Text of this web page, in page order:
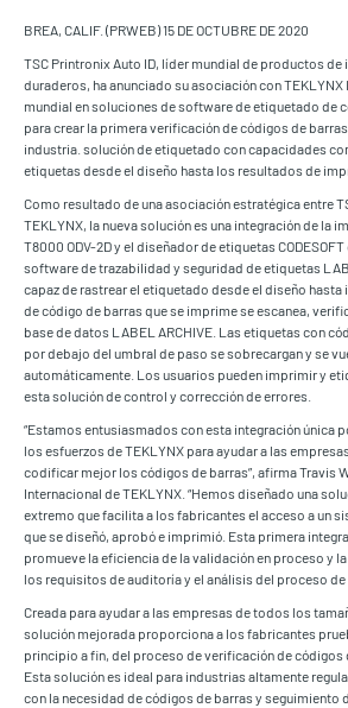
BREA, CALIF. (PRWEB) 15 DE OCTUBRE DE 2020
TSC Printronix Auto ID, líder mundial de productos
duraderos, ha anunciado su asociación con
mundial en soluciones de software de etiquetado de
para crear la primera verificación de códigos de
industria. solución de etiquetado con capacidades
etiquetas desde el diseño hasta los resultados de
Como resultado de una asociación estratégica entre
TEKLYNX, la nueva solución es una integración de la
T8000 ODV-2D y el diseñador de etiquetas
software de trazabilidad y seguridad de etiquetas
capaz de rastrear el etiquetado desde el diseño hasta
de código de barras que se imprime se escanea,
base de datos LABEL ARCHIVE. Las etiquetas con
por debajo del umbral de paso se sobrecargan y se
automáticamente. Los usuarios pueden imprimir y
esta solución de control y corrección de errores.
“Estamos entusiasmados con esta integración única
los esfuerzos de TEKLYNX para ayudar a las
codificar mejor los códigos de barras”, afirma Travis
Internacional de TEKLYNX. “Hemos diseñado una
extremo que facilita a los fabricantes el acceso a un
que se diseñó, aprobó e imprimió. Esta primera
promueve la eficiencia de la validación en proceso y
los requisitos de auditoría y el análisis del proceso de
Creada para ayudar a las empresas de todos los
solución mejorada proporciona a los fabricantes
principio a fin, del proceso de verificación de códigos
Esta solución es ideal para industrias altamente
con la necesidad de códigos de barras y seguimiento